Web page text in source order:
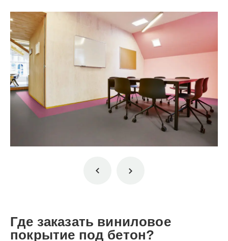
Где заказать виниловое
покрытие под бетон?